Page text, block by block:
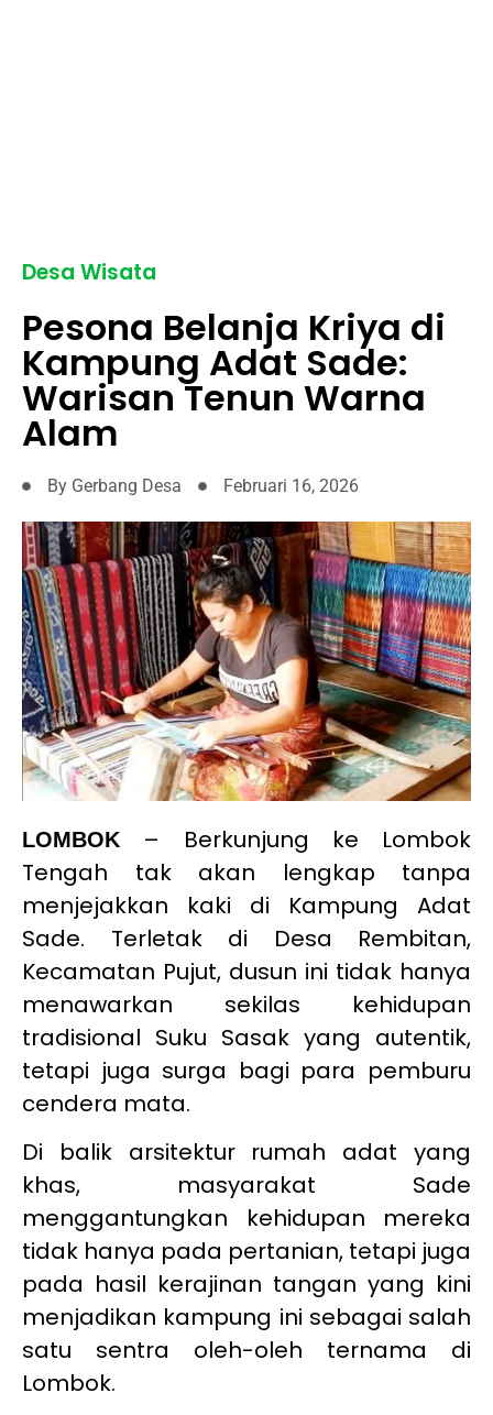
Desa Wisata
Pesona Belanja Kriya di
Kampung Adat Sade:
Warisan Tenun Warna
Alam
By Gerbang Desa Februari 16, 2026
LOMBOK
– Berkunjung ke Lombok
Tengah tak akan lengkap tanpa
menjejakkan kaki di Kampung Adat
Sade. Terletak di Desa Rembitan,
Kecamatan Pujut, dusun ini tidak hanya
menawarkan sekilas kehidupan
tradisional Suku Sasak yang autentik,
tetapi juga surga bagi para pemburu
cendera mata.
Di balik arsitektur rumah adat yang
khas, masyarakat Sade
menggantungkan kehidupan mereka
tidak hanya pada pertanian, tetapi juga
pada hasil kerajinan tangan yang kini
menjadikan kampung ini sebagai salah
satu sentra oleh-oleh ternama di
Lombok.